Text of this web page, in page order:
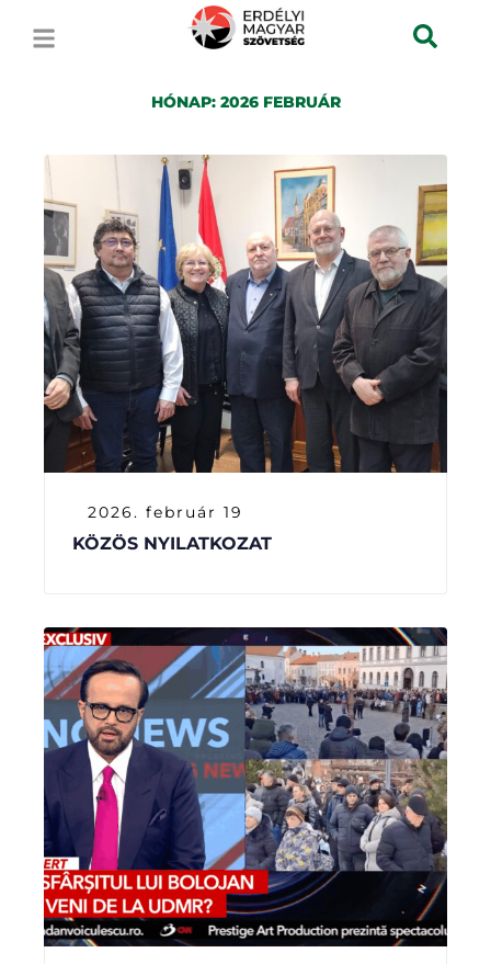
HÓNAP: 2026 FEBRUÁR
2026. február 19
KÖZÖS NYILATKOZAT